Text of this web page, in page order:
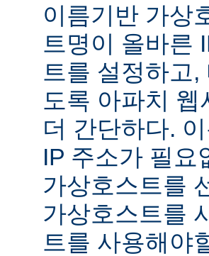
이름기반 가상
트명이 올바른
트를 설정하고
도록 아파치
더 간단하다.
IP 주소가 필요
가상호스트를
가상호스트를
트를 사용해야